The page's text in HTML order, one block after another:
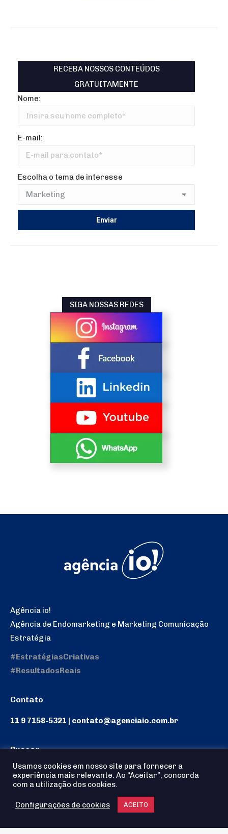
RECEBA NOSSOS CONTEÚDOS
GRATUITAMENTE
Nome:
E-mail:
Escolha o tema de interesse
SIGA NOSSAS REDES
Agência io!
Agência de Endomarketing e Marketing Comunicação
Estratégia
#EstratégiasCriativas
#ResultadosReais
Contato
11 9 7158-5321 | contato@agenciaio.com.br
Buscar
Search:
Usamos cookies em nosso site para fornecer a
experiência mais relevante. Ao “Aceitar”, concorda
com a utilização dos cookies.
Configurações de cookies ACEITO